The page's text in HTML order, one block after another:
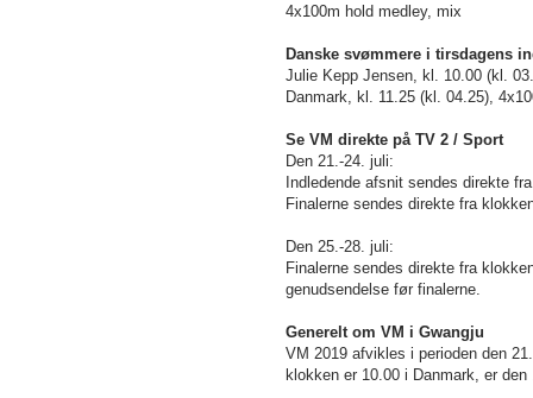
4x100m hold medley, mix
Danske svømmere i tirsdagens
Julie Kepp Jensen, kl. 10.00 (kl.
Danmark, kl. 11.25 (kl. 04.25),
Se VM direkte på TV 2 / Sport
Den 21.-24. juli:
Indledende afsnit sendes direkte
Finalerne sendes direkte fra
Den 25.-28. juli:
Finalerne sendes direkte fra
genudsendelse før finalerne.
Generelt om VM i Gwangju
VM 2019 afvikles i perioden den
klokken er 10.00 i Danmark, er